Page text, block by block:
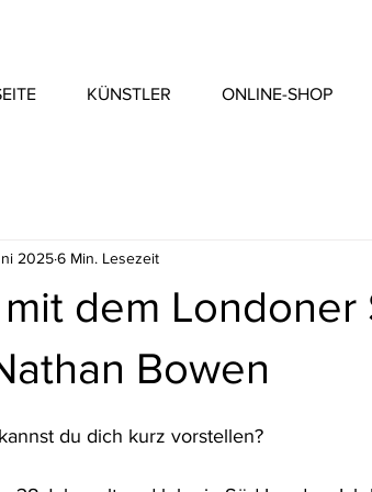
KÜNSTLER ONLINE-SHOP
dem Londoner
Bowen
20256 Min. Lesezeit
du dich kurz vorstellen?